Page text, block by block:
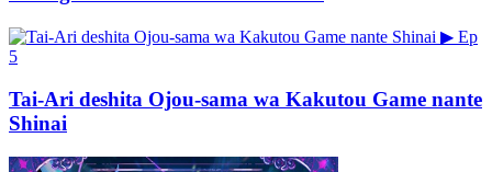
▶ Ep
5
Tai-Ari deshita Ojou-sama wa Kakutou Game nante
Shinai